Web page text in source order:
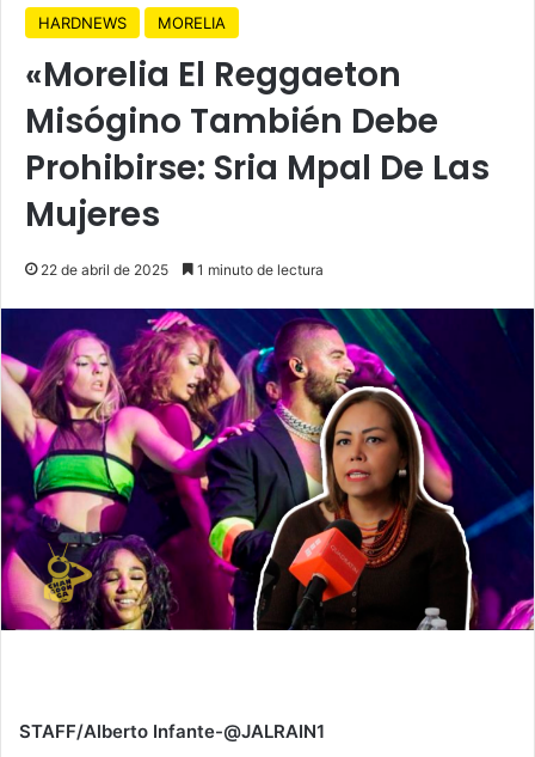
HARDNEWS MORELIA
«Morelia El Reggaeton
Misógino También Debe
Prohibirse: Sria Mpal De Las
Mujeres
22 de abril de 2025 1 minuto de lectura
STAFF/Alberto Infante-@JALRAIN1